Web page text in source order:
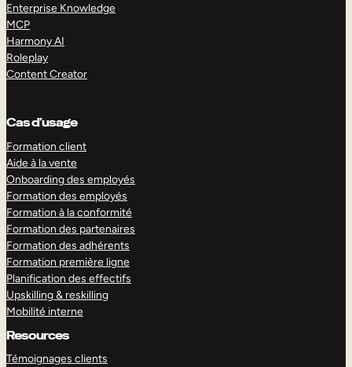
Enterprise Knowledge
MCP
Harmony AI
Roleplay
Content Creator
Cas d’usage
Formation client
Aide à la vente
Onboarding des employés
Formation des employés
Formation à la conformité
Formation des partenaires
Formation des adhérents
Formation première ligne
Planification des effectifs
Upskilling & reskilling
Mobilité interne
Resources
Témoignages clients